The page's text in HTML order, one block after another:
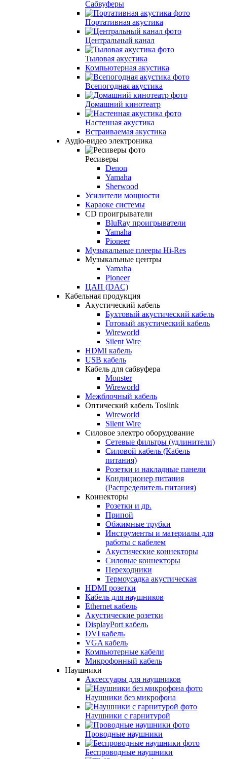
Сабвуферы
Портативная акустика
Центральный канал
Тыловая акустика
Компьютерная акустика
Всепогодная акустика
Домашний кинотеатр
Настенная акустика
Встраиваемая акустика
Аудіо-видео электроника
Ресиверы
Denon
Yamaha
Sherwood
Усилители мощности
Караоке системы
CD проигрыватели
BluRay проигрыватели
Yamaha
Pioneer
Музыкальные плееры Hi-Res
Музыкальные центры
Yamaha
Pioneer
ЦАП (DAC)
Кабельная продукция
Акустический кабель
Бухтовый акустический кабель
Готовый акустический кабель
Wireworld
Silent Wire
HDMI кабель
USB кабель
Кабель для сабвуфера
Monster
Wireworld
Межблочный кабель
Оптический кабель Toslink
Wireworld
Silent Wire
Силовое электро оборудование
Сетевые фильтры (удлинители)
Силовой кабель (Кабель
питания)
Розетки и накладные панели
Кондиционер питания
(Распределитель питания)
Коннекторы
Розетки и др.
Припой
Обжимные трубки
Инструменты и материалы для
работы с кабелем
Акустические коннекторы
Силовые коннекторы
Переходники
Термоусадка акустическая
HDMI розетки
Кабель для наушников
Ethernet кабель
Акустические розетки
DisplayPort кабель
DVI кабель
VGA кабель
Компьютерные кабели
Микрофонный кабель
Наушники
Аксессуары для наушников
Наушники без микрофона
Наушники с гарнитурой
Проводные наушники
Беспроводные наушники